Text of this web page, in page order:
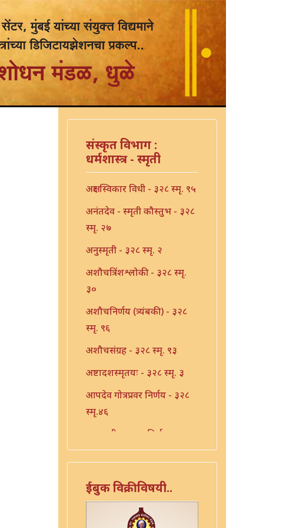
संस्कृत विभाग :
धर्मशास्त्र - स्मृती
अक्षर स्विकार विधी - ३२८ स्मृ. ९५
अनंतदेव - स्मृती कौस्तुभ - ३२८
स्मृ. २७
अनुस्मृती - ३२८ स्मृ. २
अशौचत्रिंशश्लोकी - ३२८ स्मृ.
३०
अशौचनिर्णय (त्र्यंबकी) - ३२८
स्मृ. ९६
अशौचसंग्रह - ३२८ स्मृ. ९३
अष्टादशस्मृतयः - ३२८ स्मृ. ३
आपदेव गोत्रप्रवर निर्णय - ३२८
स्मृ.४६
एकादशी उपवास निर्णय - ३२८
स्मृ. ४१
एकादशी निर्णय - ३२८ स्मृ. ४०
एकादशी निर्णय - ३२८ स्मृ.४२
ईबुक विक्रीविषयी..